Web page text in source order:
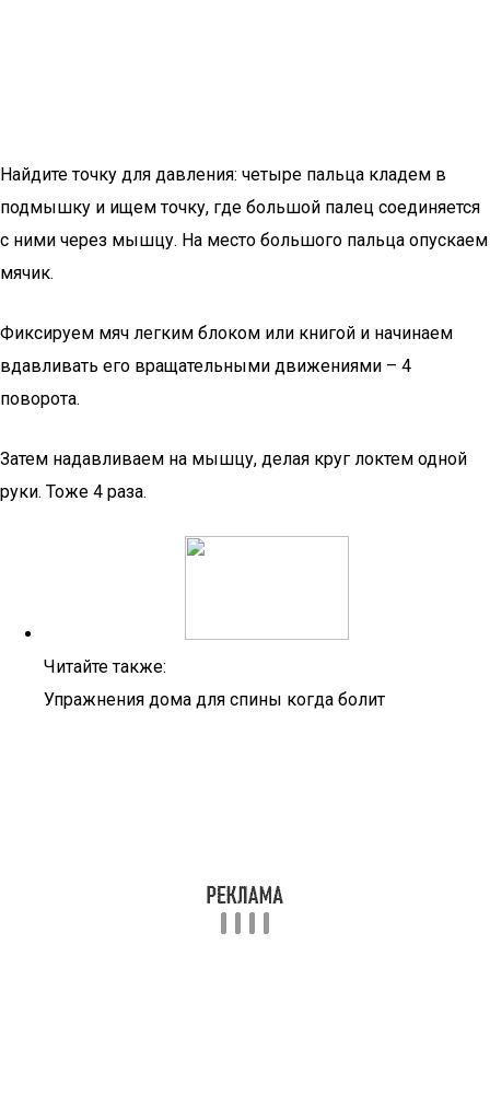
Найдите точку для давления: четыре пальца кладем в
подмышку и ищем точку, где большой палец соединяется
с ними через мышцу. На место большого пальца опускаем
мячик.
Фиксируем мяч легким блоком или книгой и начинаем
вдавливать его вращательными движениями – 4
поворота.
Затем надавливаем на мышцу, делая круг локтем одной
руки. Тоже 4 раза.
Читайте также:
Упражнения дома для спины когда болит